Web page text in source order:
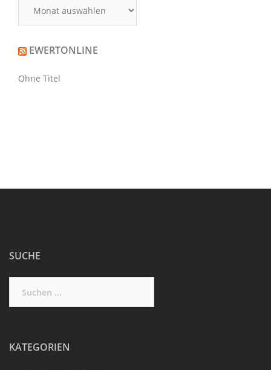
EWERTONLINE
Ohne Titel
SUCHE
nach:
KATEGORIEN